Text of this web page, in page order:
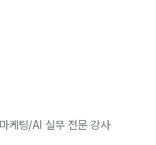
케팅/AI 실무 전문 강사